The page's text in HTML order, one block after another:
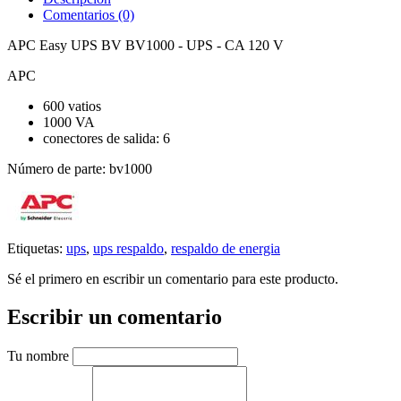
Comentarios (0)
APC Easy UPS BV BV1000 - UPS - CA 120 V
APC
600 vatios
1000 VA
conectores de salida: 6
Número de parte: bv1000
Etiquetas: ups, ups respaldo, respaldo de energia
Sé el primero en escribir un comentario para este producto.
Escribir un comentario
Tu nombre